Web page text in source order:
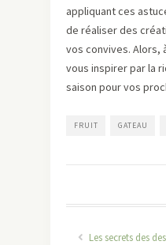
appliquant ces
de réaliser des
vos convives. Alors,
vous inspirer par la
saison pour vos
FRUIT GATEAU
Les secrets des